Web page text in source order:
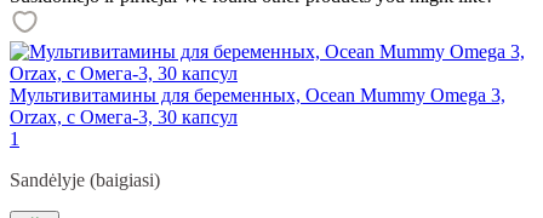
Мультивитамины для беременных, Ocean Mummy Omega 3,
Orzax, с Омега-3, 30 капсул
1
Sandėlyje (baigiasi)